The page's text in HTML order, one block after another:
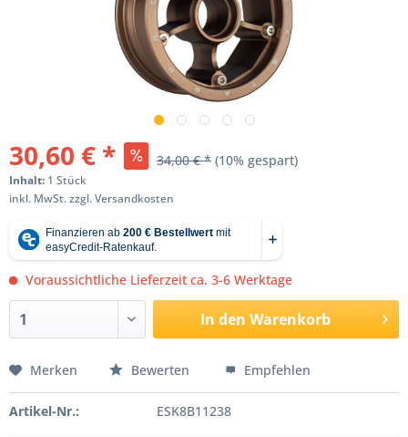
30,60 € * 34,00 € * (10% gespart)
Inhalt: 1 Stück
inkl. MwSt.zzgl. Versandkosten
Voraussichtliche Lieferzeit ca. 3-6 Werktage
In den Warenkorb
Merken Bewerten Empfehlen
Artikel-Nr.: ESK8B11238